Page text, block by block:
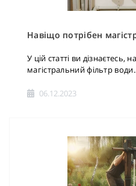
Навіщо потрібен
У цій статті ви дізнаєтесь,
магістральний фільтр
06.12.2023